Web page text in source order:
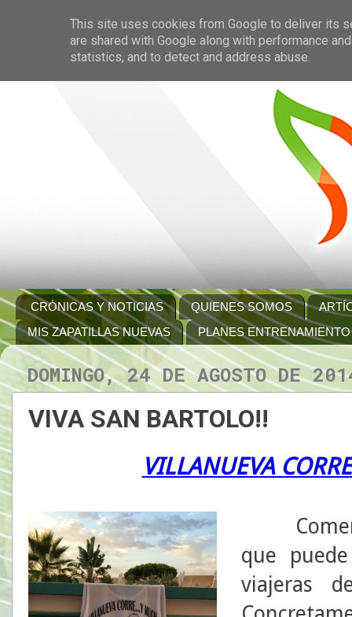
CRÓNICAS Y NOTICIAS QUIENES SOMOS
MIS ZAPATILLAS NUEVAS
PLANES ENTRENAMIENTO
DOMINGO, 24 DE AGOSTO DE
VIVA SAN BARTOLO!!
VILLANUEVA
que
viajeras
This site uses cookies from Google to deliver its
are shared with Google along with performance
statistics, and to detect and address abuse.